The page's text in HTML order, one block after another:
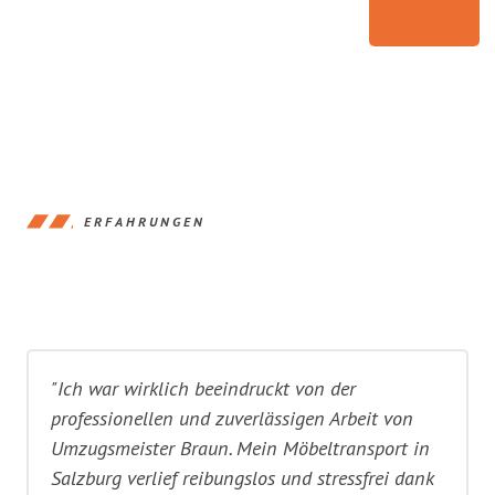
ERFAHRUNGEN
"Ich war wirklich beeindruckt von der
professionellen und zuverlässigen Arbeit von
Umzugsmeister Braun. Mein Möbeltransport in
Salzburg verlief reibungslos und stressfrei dank